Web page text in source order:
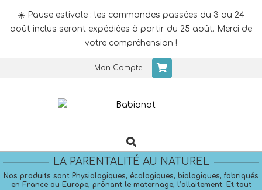
☀️ Pause estivale : les commandes passées du 3 au 24
août inclus seront expédiées à partir du 25 août. Merci de
votre compréhension !
Mon Compte
Navigation
Search
LA PARENTALITÉ AU NATUREL
Nos produits sont Physiologiques, écologiques, biologiques, fabriqués
en France ou Europe, prônant le maternage, l’allaitement. Et tout